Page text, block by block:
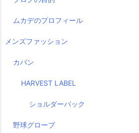
ムカデのプロフィール
メンズファッション
カバン
HARVEST LABEL
ショルダーバック
野球グローブ